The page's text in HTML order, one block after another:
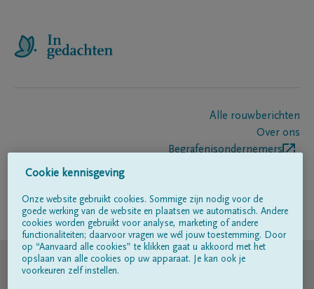
Alle rouwberichten
Over ons
Begrafenisondernemers
Volg ons op
© DELA
Cookie kennisgeving
Onze website gebruikt cookies. Sommige zijn nodig voor de
goede werking van de website en plaatsen we automatisch. Andere
cookies worden gebruikt voor analyse, marketing of andere
functionaliteiten; daarvoor vragen we wél jouw toestemming. Door
op “Aanvaard alle cookies” te klikken gaat u akkoord met het
opslaan van alle cookies op uw apparaat. Je kan ook je
voorkeuren zelf instellen.